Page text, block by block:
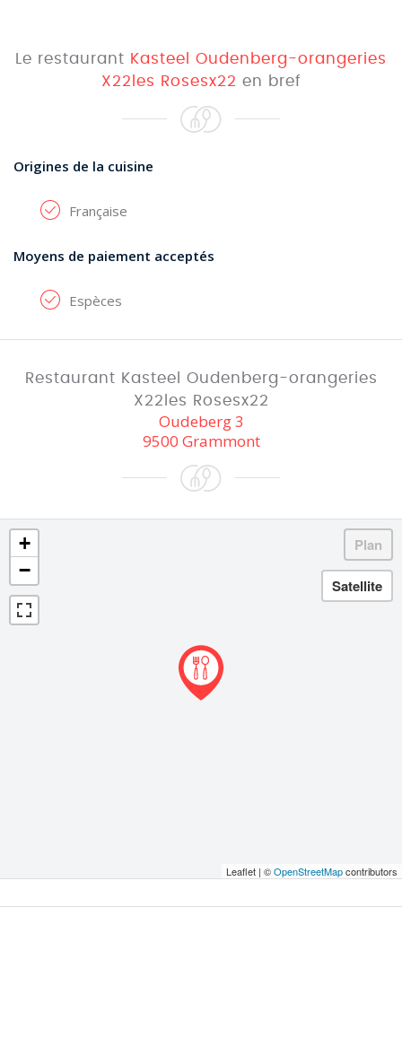
Le restaurant Kasteel Oudenberg-orangeries
X22les Rosesx22 en bref
Origines de la cuisine
Française
Moyens de paiement acceptés
Espèces
Restaurant Kasteel Oudenberg-orangeries
X22les Rosesx22
Oudeberg 3
9500 Grammont
+
−
Leaflet | ©OpenStreetMapcontributors